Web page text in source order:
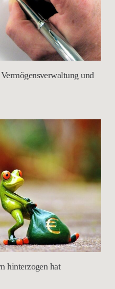
und
hinterzogen hat